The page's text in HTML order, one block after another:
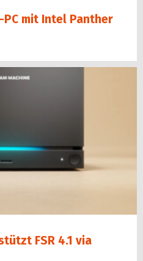
mit Intel Panther
FSR 4.1 via